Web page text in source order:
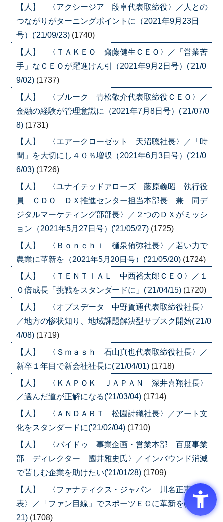
【人】 〈アクシージア 段卓代表取締役〉／人との
つながりがターニングポイントに（2021年9月23日
号）('21/09/23) (1740)
【人】 〈ＴＡＫＥＯ 齋藤健生ＣＥＯ〉／「営業苦
手」なＣＥＯが躍進けん引（2021年9月2日号）('21/0
9/02) (1737)
【人】 〈ブルーク 青松敬介代表取締役ＣＥＯ〉／
金融の経験が管理意識に（2021年7月8日号）('21/07/0
8) (1731)
【人】 〈エアークローゼット 天沼聰社長〉／「時
間」を大切にし４０％増収（2021年6月3日号）('21/0
6/03) (1726)
【人】 〈ユナイテッドアローズ 藤原義昭 執行役
員 ＣＤＯ ＤＸ推進センター担当本部長 兼 同デ
ジタルマーケティング部部長〉／２つのＤＸがミッシ
ョン（2021年5月27日号）('21/05/27) (1725)
【人】 〈Ｂｏｎｃｈｉ 樋泉侑弥社長〉／若い力で
農業に革新を（2021年5月20日号）('21/05/20) (1724)
【人】 〈ＴＥＮＴＩＡＬ 中西裕太郎ＣＥＯ〉／１
０倍成長「挑戦をスタンダードに」('21/04/15) (1720)
【人】 〈オプスデータ 中野賀通代表取締役社長〉
／地方の惨状知り、地域課題解決型サブスク開始('21/0
4/08) (1719)
【人】 〈Ｓｍａｓｈ 石山真也代表取締役社長〉／
新卒１年目で新会社社長に('21/04/01) (1718)
【人】 〈ＫＡＰＯＫ ＪＡＰＡＮ 深井喜翔社長〉
／選んだ道が正解になる('21/03/04) (1714)
【人】 〈ＡＮＤＡＲＴ 松園詩織社長〉／アート文
化をスタンダードに('21/02/04) (1710)
【人】 〈バイドゥ 事業企画・営業本部 百度事業
部 ディレクター 國井雅史氏〉／インバウンド消滅
で苦しむ企業を助けたい('21/01/28) (1709)
【人】 〈ファナティクス・ジャパン 川名正憲代
表〉／「ファン目線」でスポーツＥＣに革新を('21/01/
21) (1708)